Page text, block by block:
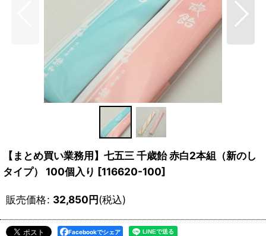
【まとめ買い業務用】七五三 千歳飴 赤白2本組（新のし
タイプ） 100個入り [116620-100]
販売価格: 32,850円(税込)
Facebookでシェア